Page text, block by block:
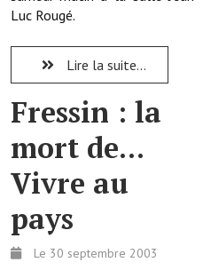
Projets et travaux en cours
Terrains et maisons à vendre
VOTRE MAIRIE
L'équipe municipale
Luc Rougé.
Lire la suite...
Fressin : la
mort de...
Vivre au
pays
Le 30 septembre 2003